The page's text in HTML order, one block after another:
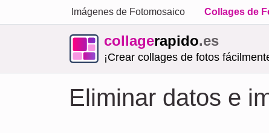
Imágenes de Fotomosaico Collages de
collagerapido.es
¡Crear collages de fotos
Eliminar datos e